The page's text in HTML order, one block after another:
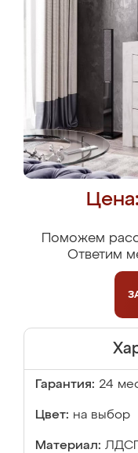
Поможем
Ответим
Гарантия: 24
Цвет: на выбор
Материал: ЛДСП